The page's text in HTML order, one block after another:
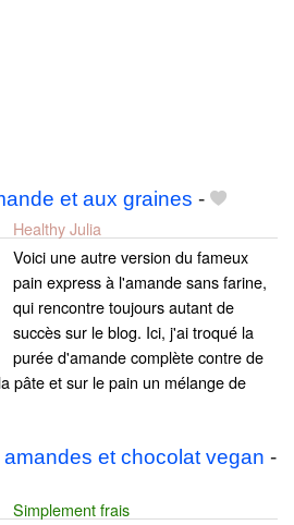
et aux graines -
Healthy Julia
Voici une autre version du fameux
pain express à l'amande sans farine,
qui rencontre toujours autant de
succès sur le blog. Ici, j'ai troqué la
purée d'amande complète contre de
pâte et sur le pain un mélange de
et chocolat vegan -
Simplement frais